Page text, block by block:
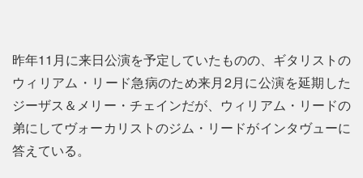
昨年11月に来日公演を予定していたものの、ギタリストの
ウィリアム・リード急病のため来月2月に公演を延期した
ジーザス＆メリー・チェインだが、ウィリアム・リードの
弟にしてヴォーカリストのジム・リードがインタヴューに
答えている。